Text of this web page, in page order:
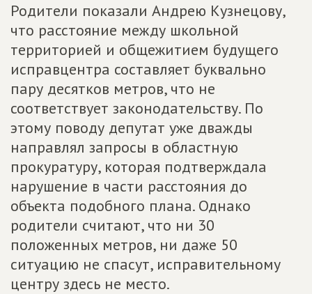
Родители показали Андрею Кузнецову,
что расстояние между школьной
территорией и общежитием будущего
исправцентра составляет буквально
пару десятков метров, что не
соответствует законодательству. По
этому поводу депутат уже дважды
направлял запросы в областную
прокуратуру, которая подтверждала
нарушение в части расстояния до
объекта подобного плана. Однако
родители считают, что ни 30
положенных метров, ни даже 50
ситуацию не спасут, исправительному
центру здесь не место.